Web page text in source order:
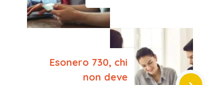
Esonero 730, chi
non deve